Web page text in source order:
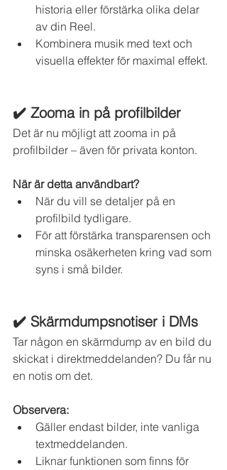
historia eller förstärka olika delar
av din Reel.
Kombinera musik med text och
visuella effekter för maximal effekt.
✔️ Zooma in på profilbilder
Det är nu möjligt att zooma in på
profilbilder – även för privata konton.
När är detta användbart?
När du vill se detaljer på en
profilbild tydligare.
För att förstärka transparensen och
minska osäkerheten kring vad som
syns i små bilder.
✔️ Skärmdumpsnotiser i DMs
Tar någon en skärmdump av en bild du
skickat i direktmeddelanden? Du får nu
en notis om det.
Observera:
Gäller endast bilder, inte vanliga
textmeddelanden.
Liknar funktionen som finns för